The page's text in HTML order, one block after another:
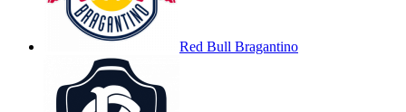
Red Bull Bragantino